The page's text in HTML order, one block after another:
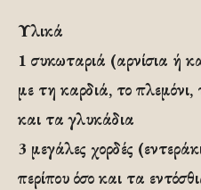
Υλικά
1 συκωταριά (αρνίσια ή
με τη καρδιά, το
και τα γλυκάδια
3 μεγάλες χορδές
περίπου όσο και τα